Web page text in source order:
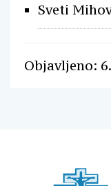
Sveti
Objavljeno: